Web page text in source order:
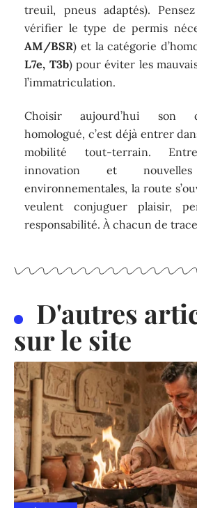
treuil, pneus adaptés).
vérifier le type de permis
AM/BSR) et la catégorie
L7e, T3b) pour éviter les
l’immatriculation.
Choisir aujourd’hui son
homologué, c’est déjà entrer
mobilité tout-terrain.
innovation et nouvelles
environnementales, la route
veulent conjuguer plaisir,
responsabilité. À chacun de
D'autres
sur le site